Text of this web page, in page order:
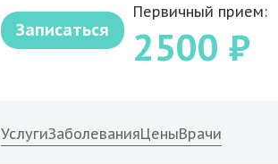
Записаться
Первичный прием:
2500 ₽
УслугиЗаболеванияЦеныВрачи